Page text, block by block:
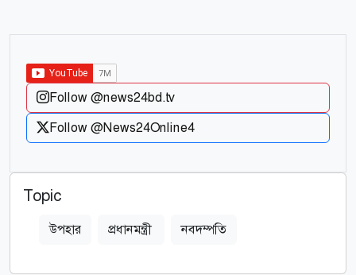
Follow @news24bd.tv
Follow @News24Online4
Topic
উপহার প্রধানমন্ত্রী নবদম্পতি